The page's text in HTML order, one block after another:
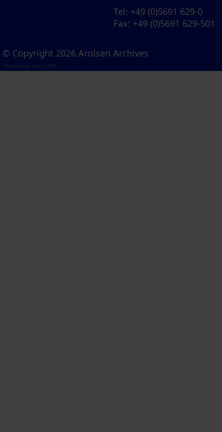
Tel: +49 (0)5691 629-0
Fax: +49 (0)5691 629-501
© Copyright 2026 Arolsen Archives
Visual Library Server 2026